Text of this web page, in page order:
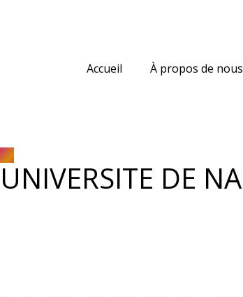
Accueil À propos de nous
UNIVERSITE DE